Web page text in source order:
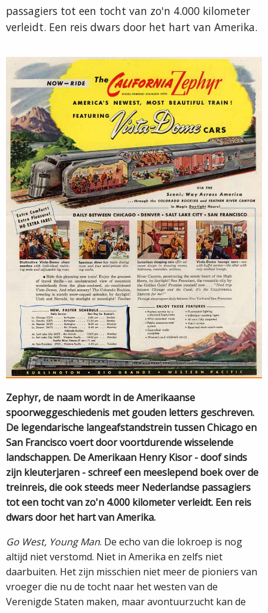
passagiers tot een tocht van zo'n 4.000 kilometer
verleidt. Een reis dwars door het hart van Amerika.
Zephyr, de naam wordt in de Amerikaanse
spoorweggeschiedenis met gouden letters geschreven.
De legendarische lange­afstandstrein tussen Chicago en
San Francisco voert door voortdurende wisselende
landschappen. De Amerikaan Henry Kisor - doof sinds
zijn kleuterjaren - schreef een meeslepend boek over de
treinreis, die ook steeds meer Nederlandse passagiers
tot een tocht van zo'n 4.000 kilometer verleidt. Een reis
dwars door het hart van Amerika.
Go West, Young Man. De echo van die lokroep is nog
altijd niet verstomd. Niet in Amerika en zelfs niet
daarbuiten. Het zijn misschien niet meer de pioniers van
vroeger die nu de tocht naar het westen van de
Verenigde Staten maken, maar avontuurzucht kan de